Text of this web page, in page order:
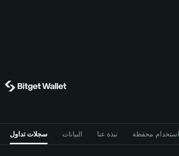
سجلات تداول البيانات نبذة عنا